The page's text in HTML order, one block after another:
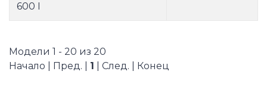
600 I
Модели 1 - 20 из 20
Начало | Пред. | 1 | След. | Конец